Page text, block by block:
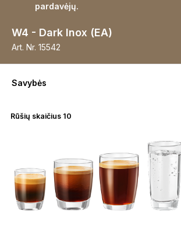
pardavėjų.
W4 - Dark Inox (EA)
Art. Nr. 15542
Savybės